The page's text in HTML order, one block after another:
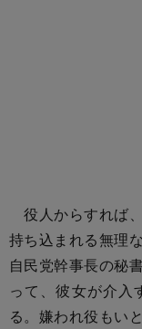
役人からすれば
持ち込まれる無理
自民党幹事長の秘
って、彼女が介入
る。嫌われ役もい